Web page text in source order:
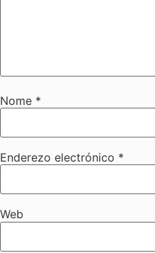
Nome *
Enderezo electrónico *
Web